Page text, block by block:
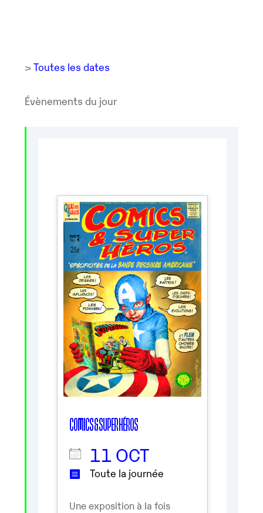
> Toutes les dates
Évènements du jour
COMICS & SUPER HÉROS
11 OCT
Toute la journée
Une exposition à la fois